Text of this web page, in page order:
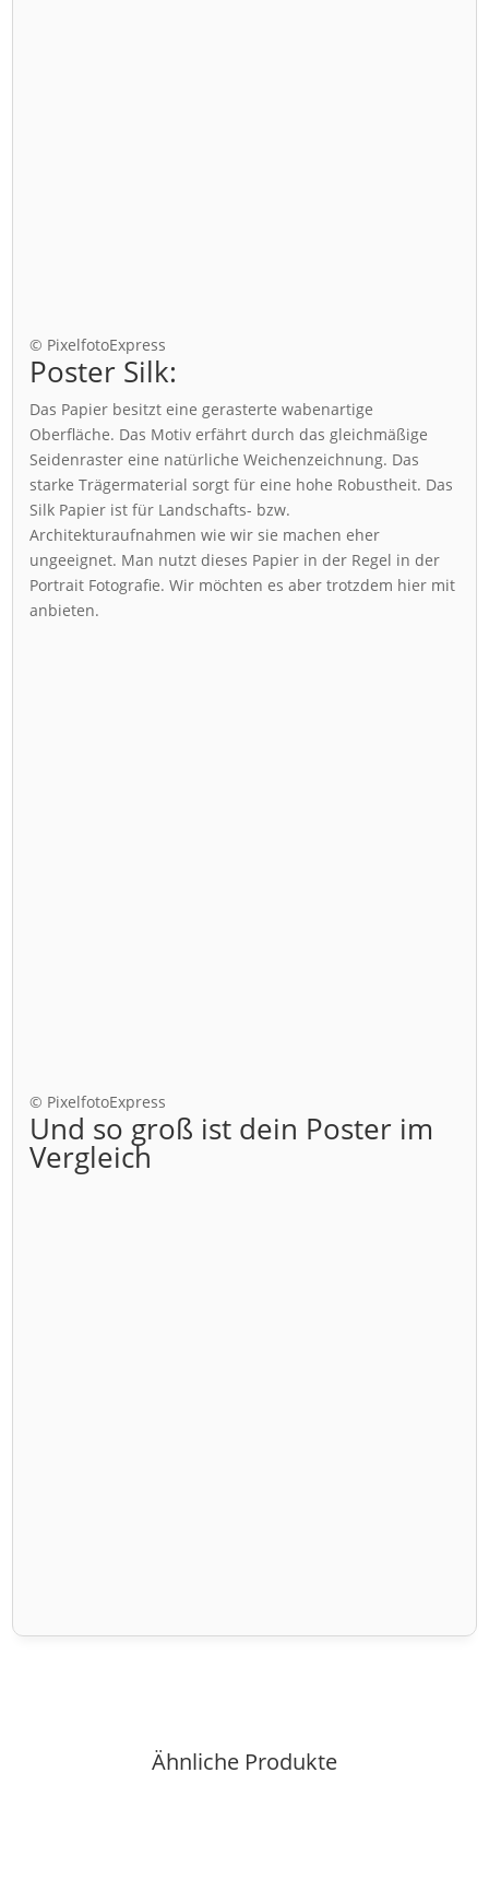
© PixelfotoExpress
Poster Silk:
Das Papier besitzt eine gerasterte wabenartige
Oberfläche. Das Motiv erfährt durch das gleichmäßige
Seidenraster eine natürliche Weichenzeichnung. Das
starke Trägermaterial sorgt für eine hohe Robustheit. Das
Silk Papier ist für Landschafts- bzw.
Architekturaufnahmen wie wir sie machen eher
ungeeignet. Man nutzt dieses Papier in der Regel in der
Portrait Fotografie. Wir möchten es aber trotzdem hier mit
anbieten.
© PixelfotoExpress
Und so groß ist dein Poster im
Vergleich
Ähnliche Produkte